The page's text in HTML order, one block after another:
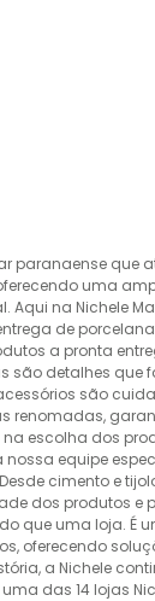
paranaense que
uma
Aqui na Nichele
de
a pronta
são detalhes que
são
renomadas,
escolha dos
nossa equipe
cimento e
dos produtos e
que uma loja. É
oferecendo
a Nichele
das 14 lojas